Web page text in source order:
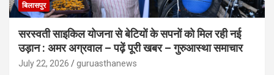
बिलासपुर
सरस्वती साइकिल योजना से बेटियों के सपनों को मिल रही नई
उड़ान : अमर अग्रवाल – पढ़ें पूरी खबर – गुरुआस्था समाचार
July 22, 2026 guruasthanews